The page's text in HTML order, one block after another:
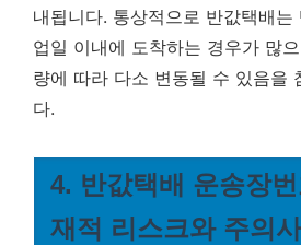
내됩니다. 통상적으로 반값택배
업일 이내에 도착하는 경우가 많
량에 따라 다소 변동될 수 있음을
다.
4. 반값택배 운송장
재적 리스크와 주의